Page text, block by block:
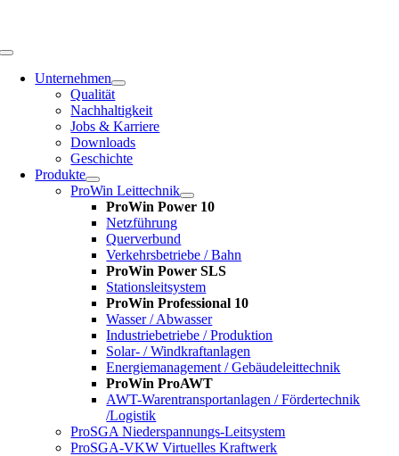
Toggle
NavigationUnternehmen
Qualität
Nachhaltigkeit
Jobs & Karriere
Downloads
Geschichte
Produkte
ProWin Leittechnik
ProWin Power 10
Netzführung
Querverbund
Verkehrsbetriebe / Bahn
ProWin Power SLS
Stationsleitsystem
ProWin Professional 10
Wasser / Abwasser
Industriebetriebe / Produktion
Solar- / Windkraftanlagen
Energiemanagement / Gebäudeleittechnik
ProWin ProAWT
AWT-Warentransportanlagen / Fördertechnik
/Logistik
ProSGA Niederspannungs-Leitsystem
ProSGA-VKW Virtuelles Kraftwerk